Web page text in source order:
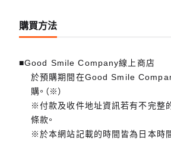
購買方法
■Good Smile Company線上商店
於預購期間在Good Smile
購。（※）
※付款及收件地址資訊若有不完整
條款。
※於本網站記載的時間皆為日本時間